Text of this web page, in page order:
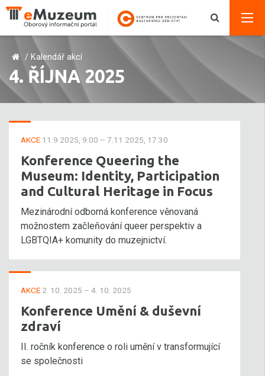
/ Kalendář akcí
4. ŘÍJNA 2025
AKCE 11.9.2025, 9:00 – 7.11.2025, 17:30
Konference Queering the
Museum: Identity, Participation
and Cultural Heritage in Focus
Mezinárodní odborná konference věnovaná
možnostem začleňování queer perspektiv a
LGBTQIA+ komunity do muzejnictví.
AKCE 2. 10. 2025 – 4. 10. 2025
Konference Umění & duševní
zdraví
II. ročník konference o roli umění v transformující
se společnosti